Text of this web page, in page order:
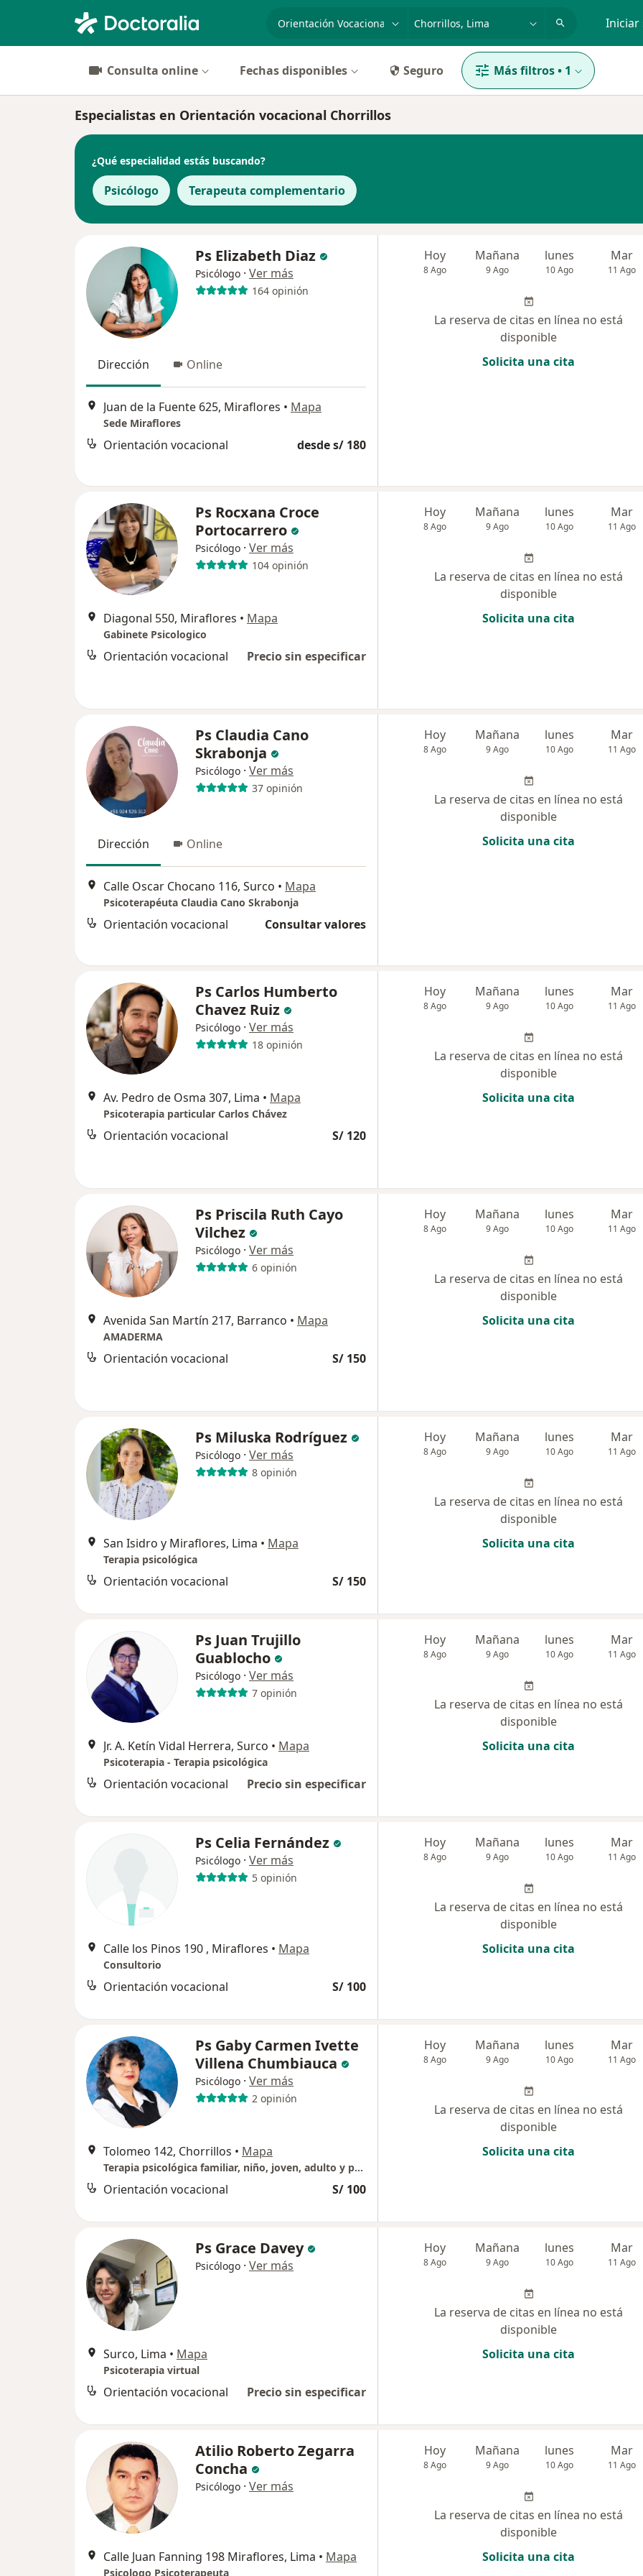
especialidad, enfermedad o nombre Iniciar
Consulta online Fechas disponibles Seguro Más filtros• 1
Especialistas en Orientación vocacional Chorrillos
¿Qué especialidad estás buscando?
Psicólogo Terapeuta complementario
Ps Elizabeth Diaz
Psicólogo · Ver más
164 opinión
Dirección Online
Juan de la Fuente 625, Miraflores • Mapa
Sede Miraflores
Orientación vocacional desde s/ 180
Hoy
8 Ago
Mañana
9 Ago
lunes
10 Ago
Mar
11 Ago
La reserva de citas en línea no está
disponible
Solicita una cita
Ps Rocxana Croce
Portocarrero
Psicólogo · Ver más
104 opinión
Diagonal 550, Miraflores • Mapa
Gabinete Psicologico
Orientación vocacional Precio sin especificar
Hoy
8 Ago
Mañana
9 Ago
lunes
10 Ago
Mar
11 Ago
La reserva de citas en línea no está
disponible
Solicita una cita
Ps Claudia Cano
Skrabonja
Psicólogo · Ver más
37 opinión
Dirección Online
Calle Oscar Chocano 116, Surco • Mapa
Psicoterapéuta Claudia Cano Skrabonja
Orientación vocacional Consultar valores
Hoy
8 Ago
Mañana
9 Ago
lunes
10 Ago
Mar
11 Ago
La reserva de citas en línea no está
disponible
Solicita una cita
Ps Carlos Humberto
Chavez Ruiz
Psicólogo · Ver más
18 opinión
Av. Pedro de Osma 307, Lima • Mapa
Psicoterapia particular Carlos Chávez
Orientación vocacional S/ 120
Hoy
8 Ago
Mañana
9 Ago
lunes
10 Ago
Mar
11 Ago
La reserva de citas en línea no está
disponible
Solicita una cita
Ps Priscila Ruth Cayo
Vilchez
Psicólogo · Ver más
6 opinión
Avenida San Martín 217, Barranco • Mapa
AMADERMA
Orientación vocacional S/ 150
Hoy
8 Ago
Mañana
9 Ago
lunes
10 Ago
Mar
11 Ago
La reserva de citas en línea no está
disponible
Solicita una cita
Ps Miluska Rodríguez
Psicólogo · Ver más
8 opinión
San Isidro y Miraflores, Lima • Mapa
Terapia psicológica
Orientación vocacional S/ 150
Hoy
8 Ago
Mañana
9 Ago
lunes
10 Ago
Mar
11 Ago
La reserva de citas en línea no está
disponible
Solicita una cita
Ps Juan Trujillo
Guablocho
Psicólogo · Ver más
7 opinión
Jr. A. Ketín Vidal Herrera, Surco • Mapa
Psicoterapia - Terapia psicológica
Orientación vocacional Precio sin especificar
Hoy
8 Ago
Mañana
9 Ago
lunes
10 Ago
Mar
11 Ago
La reserva de citas en línea no está
disponible
Solicita una cita
Ps Celia Fernández
Psicólogo · Ver más
5 opinión
Calle los Pinos 190 , Miraflores • Mapa
Consultorio
Orientación vocacional S/ 100
Hoy
8 Ago
Mañana
9 Ago
lunes
10 Ago
Mar
11 Ago
La reserva de citas en línea no está
disponible
Solicita una cita
Ps Gaby Carmen Ivette
Villena Chumbiauca
Psicólogo · Ver más
2 opinión
Tolomeo 142, Chorrillos • Mapa
Terapia psicológica familiar, niño, joven, adulto y pareja / Talleres de orientación vocacional
Orientación vocacional S/ 100
Hoy
8 Ago
Mañana
9 Ago
lunes
10 Ago
Mar
11 Ago
La reserva de citas en línea no está
disponible
Solicita una cita
Ps Grace Davey
Psicólogo · Ver más
Surco, Lima • Mapa
Psicoterapia virtual
Orientación vocacional Precio sin especificar
Hoy
8 Ago
Mañana
9 Ago
lunes
10 Ago
Mar
11 Ago
La reserva de citas en línea no está
disponible
Solicita una cita
Atilio Roberto Zegarra
Concha
Psicólogo · Ver más
Calle Juan Fanning 198 Miraflores, Lima • Mapa
Psicologo Psicoterapeuta
Hoy
8 Ago
Mañana
9 Ago
lunes
10 Ago
Mar
11 Ago
La reserva de citas en línea no está
disponible
Solicita una cita